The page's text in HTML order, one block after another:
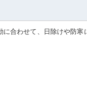
に合わせて、日除けや防寒